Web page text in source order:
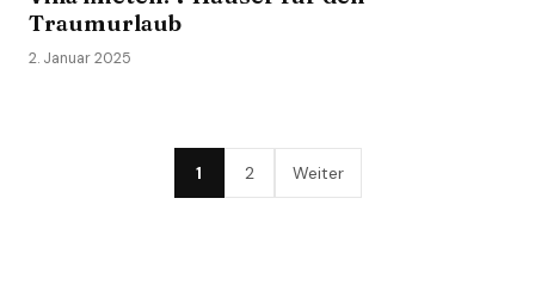
Traumurlaub
2. Januar 2025
1 2 Weiter